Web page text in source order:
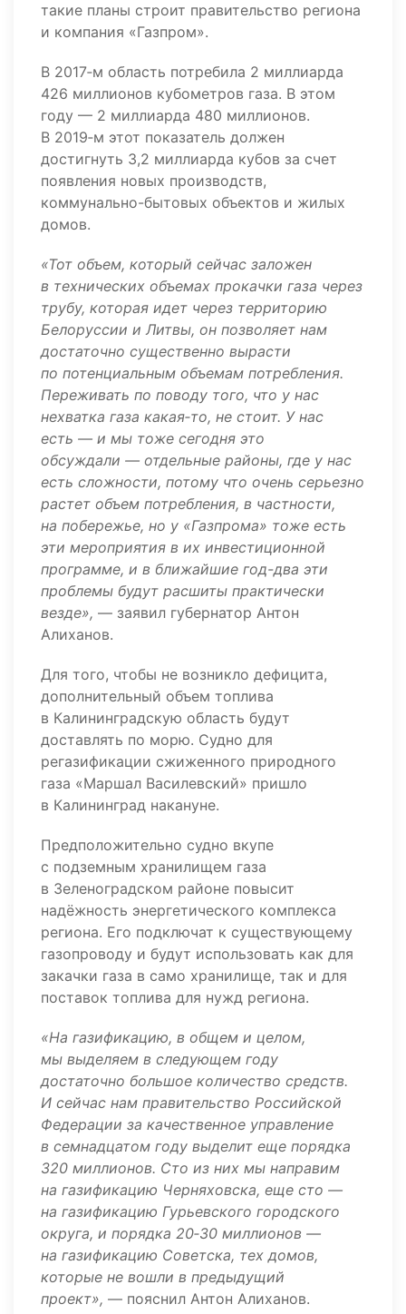
такие планы строит правительство региона
и компания «Газпром».
В 2017‑м область потребила 2 миллиарда
426 миллионов кубометров газа. В этом
году — 2 миллиарда 480 миллионов.
В 2019‑м этот показатель должен
достигнуть 3,2 миллиарда кубов за счет
появления новых производств,
коммунально-бытовых объектов и жилых
домов.
«Тот объем, который сейчас заложен
в технических объемах прокачки газа через
трубу, которая идет через территорию
Белоруссии и Литвы, он позволяет нам
достаточно существенно вырасти
по потенциальным объемам потребления.
Переживать по поводу того, что у нас
нехватка газа какая‑то, не стоит. У нас
есть — и мы тоже сегодня это
обсуждали — отдельные районы, где у нас
есть сложности, потому что очень серьезно
растет объем потребления, в частности,
на побережье, но у «Газпрома» тоже есть
эти мероприятия в их инвестиционной
программе, и в ближайшие год-два эти
проблемы будут расшиты практически
везде», — заявил губернатор Антон
Алиханов.
Для того, чтобы не возникло дефицита,
дополнительный объем топлива
в Калининградскую область будут
доставлять по морю. Судно для
регазификации сжиженного природного
газа «Маршал Василевский» пришло
в Калининград накануне.
Предположительно судно вкупе
с подземным хранилищем газа
в Зеленоградском районе повысит
надёжность энергетического комплекса
региона. Его подключат к существующему
газопроводу и будут использовать как для
закачки газа в само хранилище, так и для
поставок топлива для нужд региона.
«На газификацию, в общем и целом,
мы выделяем в следующем году
достаточно большое количество средств.
И сейчас нам правительство Российской
Федерации за качественное управление
в семнадцатом году выделит еще порядка
320 миллионов. Сто из них мы направим
на газификацию Черняховска, еще сто —
на газификацию Гурьевского городского
округа, и порядка 20‑30 миллионов —
на газификацию Советска, тех домов,
которые не вошли в предыдущий
проект», — пояснил Антон Алиханов.